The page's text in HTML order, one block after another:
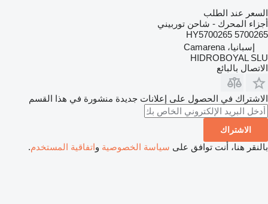
السعر عند الطلب
أجزاء المحرك - شاحن توربيني
HY5700265 5700265
إسبانيا، Camarena
HIDROBOYAL SLU
الاتصال بالبائع
الاشتراك في الحصول على إعلانات جديدة منشورة في هذا القسم
الاشتراك
بالنقر هنا، أنت توافق على سياسة الخصوصية واتفاقية المستخدم.